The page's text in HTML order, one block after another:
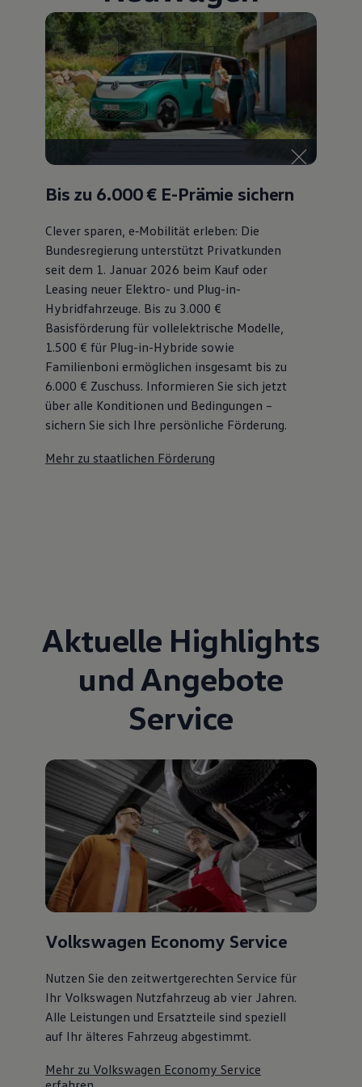
75 Jahre Bulli Jubiläum
Bulli Magazin
Fahrzeugabholung ab Werk
Bis zu 6.000 € E-Prämie sichern
Clever sparen, e‑Mobilität erleben: Die
Bundesregierung unterstützt Privatkunden
seit dem 1. Januar 2026 beim Kauf oder
Leasing neuer Elektro- und Plug-in-
Hybridfahrzeuge. Bis zu 3.000 €
Basisförderung für vollelektrische Modelle,
1.500 € für Plug-in-Hybride sowie
Familienboni ermöglichen insgesamt bis zu
6.000 € Zuschuss⁠. Informieren Sie sich jetzt
über alle Konditionen und Bedingungen –
sichern Sie sich Ihre persönliche Förderung.
Mehr zu staatlichen Förderung
Aktuelle Highlights
und Angebote
Service
Volkswagen Economy Service
Nutzen Sie den zeitwertgerechten Service für
Ihr Volkswagen Nutzfahrzeug ab vier Jahren.
Alle Leistungen und Ersatzteile sind speziell
auf Ihr älteres Fahrzeug abgestimmt.
Mehr zu Volkswagen Economy Service